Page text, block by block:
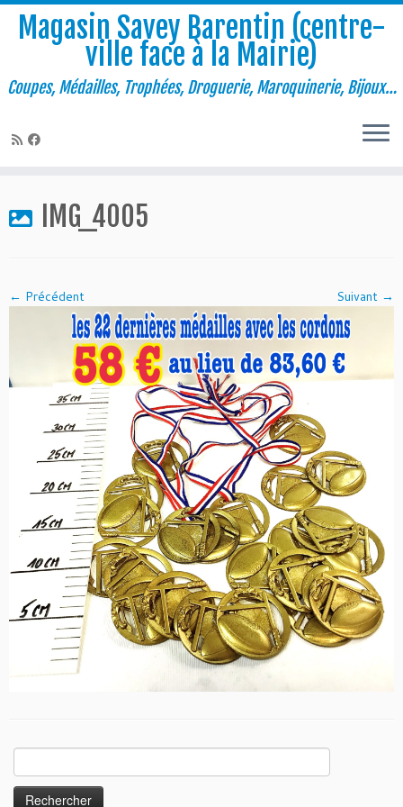
contenu
Magasin Savey Barentin (centre-
ville face à la Mairie)
Coupes, Médailles, Trophées, Droguerie, Maroquinerie, Bijoux…
IMG_4005
← Précédent Suivant →